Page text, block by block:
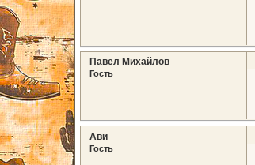
Павел Михайлов
Гость
Ави
Гость